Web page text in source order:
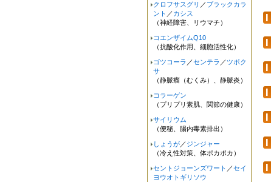
クロフサスグリ ／ブラックカラ
ント ／カシス
（神経障害、リウマチ）
コエンザイムQ10
（抗酸化作用、細胞活性化）
ゴツコーラ ／センテラ ／ツボク
サ
（静脈瘤（むくみ）、静脈炎）
コラーゲン
（プリプリ素肌、関節の健康）
サイリウム
（便秘、腸内毒素排出）
しょうが ／ジンジャー
（冷え性対策、体ポカポカ）
セントジョーンズワート ／セイ
ヨウオトギリソウ